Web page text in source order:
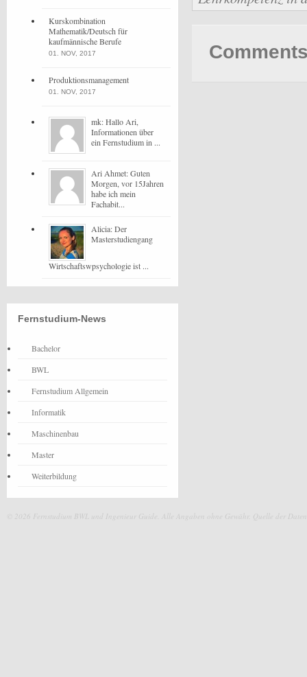
Kurskombination
Mathematik/Deutsch für
kaufmännische Berufe
01. NOV, 2017
Produktionsmanagement
01. NOV, 2017
mk: Hallo Ari,
Informationen über
ein Fernstudium in ...
Ari Ahmet: Guten
Morgen, vor 15Jahren
habe ich mein
Fachabit...
Alicia: Der
Masterstudiengang
Wirtschaftswpsychologie ist ...
Fernstudium-News
Bachelor
BWL
Fernstudium Allgemein
Informatik
Maschinenbau
Master
Weiterbildung
© 2026 Fernstudium BWL und Ingenieur Guide. Alle Angaben ohne Gewähr. Quelle der